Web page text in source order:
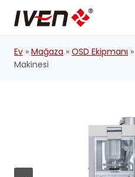
Ev » Mağaza » OSD Ekipmanı »
Makinesi